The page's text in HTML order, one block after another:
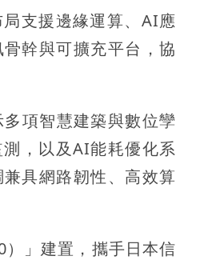
支援邊緣運算、AI應
幹與可擴充平台，協
項智慧建築與數位孿
，以及AI能耗優化系
具網路韌性、高效算
」建置，攜手日本信